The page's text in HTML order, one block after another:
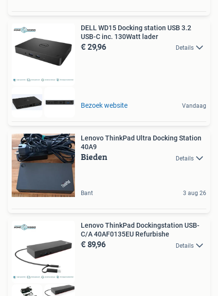
DELL WD15 Docking station USB 3.2
USB-C inc. 130Watt lader
€ 29,96 Details
Bezoek website Vandaag
Lenovo ThinkPad Ultra Docking Station
40A9
Bieden Details
Bant 3 aug 26
Lenovo ThinkPad Dockingstation USB-
C/A 40AF0135EU Refurbishe
€ 89,96 Details